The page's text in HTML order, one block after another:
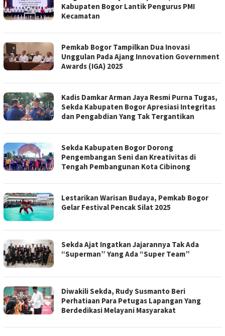
Kabupaten Bogor Lantik Pengurus PMI
Kecamatan
Pemkab Bogor Tampilkan Dua Inovasi
Unggulan Pada Ajang Innovation Government
Awards (IGA) 2025
Kadis Damkar Arman Jaya Resmi Purna Tugas,
Sekda Kabupaten Bogor Apresiasi Integritas
dan Pengabdian Yang Tak Tergantikan
Sekda Kabupaten Bogor Dorong
Pengembangan Seni dan Kreativitas di
Tengah Pembangunan Kota Cibinong
Lestarikan Warisan Budaya, Pemkab Bogor
Gelar Festival Pencak Silat 2025
Sekda Ajat Ingatkan Jajarannya Tak Ada
“Superman” Yang Ada “Super Team”
Diwakili Sekda, Rudy Susmanto Beri
Perhatiaan Para Petugas Lapangan Yang
Berdedikasi Melayani Masyarakat